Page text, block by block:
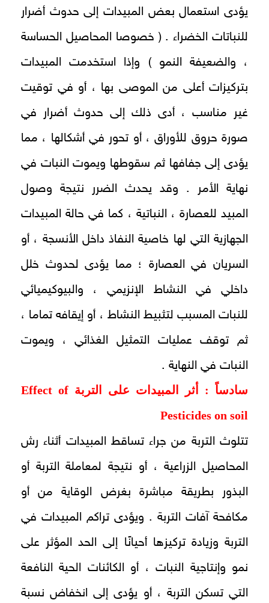
يؤدى استعمال بعض المبيدات إلى حدوث أضرار
للنباتات الخضراء . ( خصوصا المحاصيل الحساسة
، والضعيفة النمو ) وإذا استخدمت المبيدات
بتركيزات أعلى من الموصى بها ، أو في توقيت
غير مناسب ، أدى ذلك إلى حدوث أضرار في
صورة حروق للأوراق ، أو تحور في أشكالها ، مما
يؤدى إلى جفافها ثم سقوطها ويموت النبات في
نهاية الأمر . وقد يحدث الضرر نتيجة وصول
المبيد للعصارة ، النباتية ، كما في حالة المبيدات
الجهازية التي لها خاصية النفاذ داخل الأنسجة ، أو
السريان في العصارة ؛ مما يؤدى لحدوث خلل
داخلي في النشاط الإنزيمي ، والبيوكيميائي
للنبات المسبب لتثبيط النشاط ، أو إيقافه تماما ،
ثم توقف عمليات التمثيل الغذائي ، ويموت
النبات في النهاية .
سادساً : أثر المبيدات على التربة Effect of
Pesticides on soil
تتلوث التربة من جراء تساقط المبيدات أثناء رش
المحاصيل الزراعية ، أو نتيجة لمعاملة التربة أو
البذور بطريقة مباشرة بغرض الوقاية من أو
مكافحة آفات التربة . ويؤدى تراكم المبيدات في
التربة وزيادة تركيزها أحيانًا إلى الحد المؤثر على
نمو وإنتاجية النبات ، أو الكائنات الحية النافعة
التي تسكن التربة ، أو يؤدى إلى انخفاض نسبة